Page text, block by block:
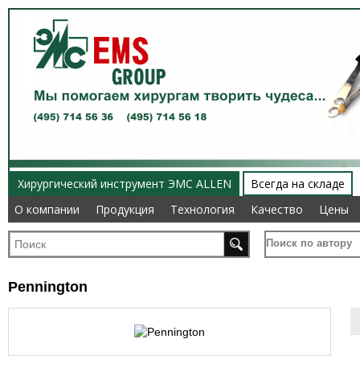
Хирургический инструмент ЭМС ALLEN
О компании
Продукция Технология Качество Цены
Всегда на складе
О компании
Продукция Технология Качество Цены
Поиск по автору
Pennington